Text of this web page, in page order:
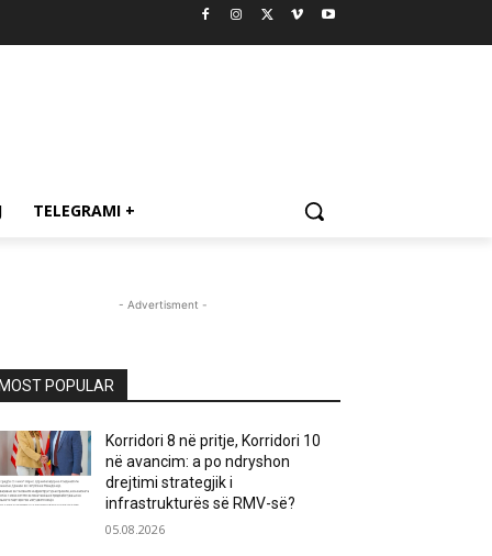
TELEGRAMI +
- Advertisment -
MOST POPULAR
Korridori 8 në pritje, Korridori 10
në avancim: a po ndryshon
drejtimi strategjik i
infrastrukturës së RMV-së?
05.08.2026